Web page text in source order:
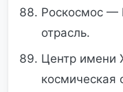
Роскосмос —
отрасль.
Центр имени
космическая